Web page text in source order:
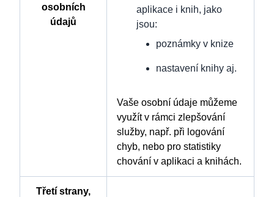
osobních
údajů
aplikace i knih, jako
jsou:
poznámky v knize
nastavení knihy aj.
Vaše osobní údaje můžeme
využít v rámci zlepšování
služby, např. při logování
chyb, nebo pro statistiky
chování v aplikaci a knihách.
Třetí strany,